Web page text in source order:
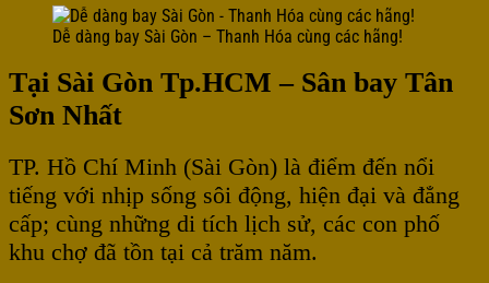
Dễ dàng bay Sài Gòn – Thanh Hóa cùng các hãng!
Tại Sài Gòn Tp.HCM – Sân bay Tân
Sơn Nhất
TP. Hồ Chí Minh (Sài Gòn) là điểm đến nổi
tiếng với nhịp sống sôi động, hiện đại và đẳng
cấp; cùng những di tích lịch sử, các con phố
khu chợ đã tồn tại cả trăm năm.